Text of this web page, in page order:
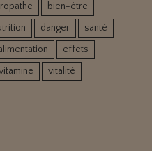
bien-être
danger
santé
effets
vitalité